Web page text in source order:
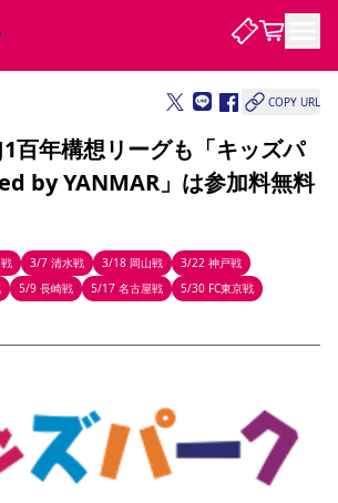
ジュール メディア情報 アクセス レディース
ケジュール 価格・席種 購入方法
キッズ向けサービス グルメ
マッチデープログラム
ビジターサポーター観戦ガイド 公式アプリ
セレッソ大阪VISAカード
サポートスタッフ
うだいな
応援商店街
POINT Program 招待券引換方法
先行入場
員規定 婚姻届・出生届・命名書
COPY URL
百年構想リーグも「キッズパ
by YANMAR」は参加料無料
3/7 清水戦 3/18 岡山戦
3/22 神戸戦
5/9 長崎戦 5/17 名古屋戦
5/30 FC東京戦